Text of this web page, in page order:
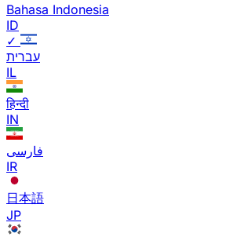
Bahasa Indonesia
ID
✓
עברית
IL
हिन्दी
IN
فارسی
IR
日本語
JP